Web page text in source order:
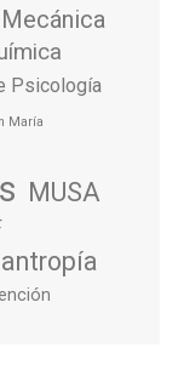
Psicología
María
MUSA